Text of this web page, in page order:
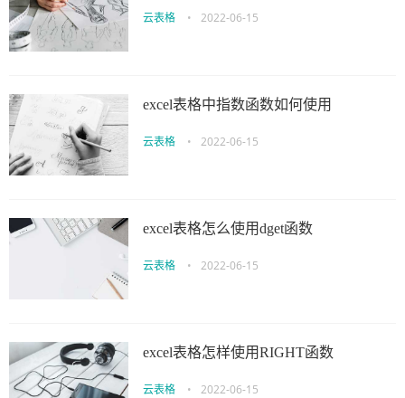
云表格 • 2022-06-15
excel表格中指数函数如何使用
云表格 • 2022-06-15
excel表格怎么使用dget函数
云表格 • 2022-06-15
excel表格怎样使用RIGHT函数
云表格 • 2022-06-15